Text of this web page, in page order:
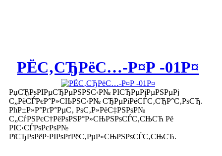
РЁС‚СЂРёС…-Р¤Р -01Р¤
РџСЂРѕРІРµСЂРµРЅРЅС‹Р№ РІСЂРµРјРµРЅРµРј
С„РёСЃРєР°Р»СЊРЅС‹Р№ СЂРµРіРёСЃС‚СЂР°С‚РѕСЂ.
РћР±Р»Р°РґР°РµС‚ РѕС‚Р»РёС‡РЅРѕР№
С„СѓРЅРєС†РёРѕРЅР°Р»СЊРЅРѕСЃС‚СЊСЋ Рё
РІС‹СЃРѕРєРѕР№
РїСЂРѕРёР·РІРѕРґРёС‚РµР»СЊРЅРѕСЃС‚СЊСЋ.